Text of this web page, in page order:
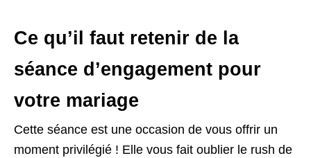
Ce qu’il faut retenir de la
séance d’engagement pour
votre mariage
Cette séance est une occasion de vous offrir un
moment privilégié ! Elle vous fait oublier le rush de